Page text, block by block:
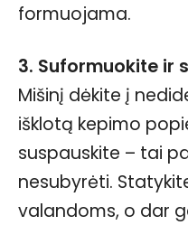
formuojama.
3. Suformuokite ir
Mišinį dėkite į
išklotą kepimo
suspauskite – tai
nesubyrėti.
valandoms, o dar